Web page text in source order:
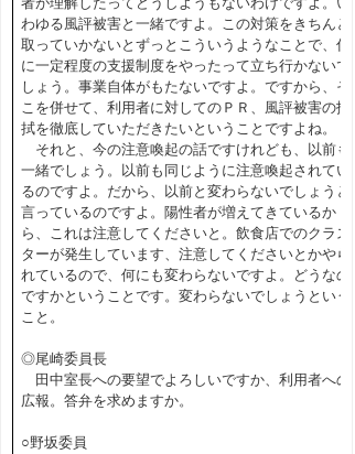
わゆる風評被害と一緒ですよ。この対策をきちんと
取っていかないとずっとこういうようなことで、仮
に一定程度の支援制度をやったって立ち行かないで
しょう。事業自体がもたないですよ。ですから、そ
こを併せて、利用者に対してのＰＲ、風評被害の払
拭を徹底していただきたいということですよね。
それと、今の注意喚起の話ですけれども、以前も
一緒でしょう。以前も同じように注意喚起されてい
るのですよ。だから、以前と変わらないでしょうと
言っているのですよ。陽性者が増えてきているか
ら、これは注意してくださいと。飲食店でのクラス
ターが発生しています、注意してくださいとかやら
れているので、何にも変わらないですよ。どうなの
ですかということです。変わらないでしょうという
こと。
◎尾崎委員長
田中室長への要望でよろしいですか、利用者への
広報。答弁を求めますか。
○野坂委員